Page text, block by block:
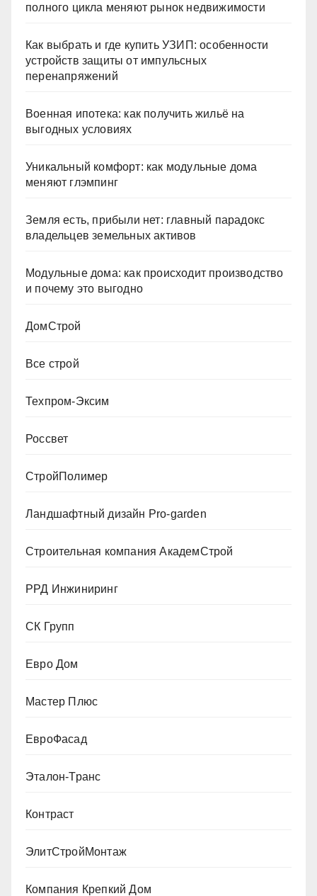
полного цикла меняют рынок недвижимости
Как выбрать и где купить УЗИП: особенности
устройств защиты от импульсных
перенапряжений
Военная ипотека: как получить жильё на
выгодных условиях
Уникальный комфорт: как модульные дома
меняют глэмпинг
Земля есть, прибыли нет: главный парадокс
владельцев земельных активов
Модульные дома: как происходит производство
и почему это выгодно
ДомСтрой
Все строй
Техпром-Эксим
Россвет
СтройПолимер
Ландшафтный дизайн Pro-garden
Строительная компания АкадемСтрой
РРД Инжиниринг
СК Групп
Евро Дом
Мастер Плюс
ЕвроФасад
Эталон-Транс
Контраст
ЭлитСтройМонтаж
Компания Крепкий Дом